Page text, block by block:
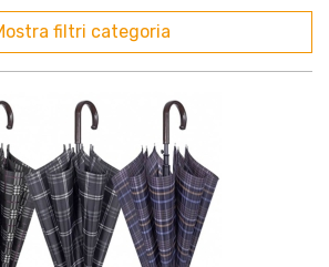
filtri categoria